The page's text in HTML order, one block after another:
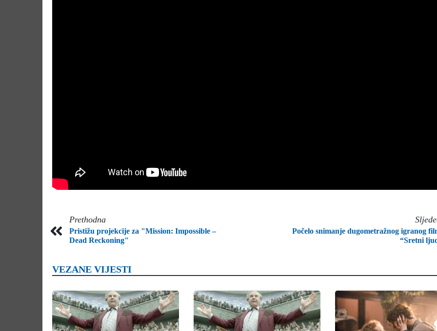
Prethodna
Pristižu projekcije za "Mission: Impossible –
Dead Reckoning"
Počelo snimanje dugometražnog igranog
“Sretni
VEZANE VIJESTI